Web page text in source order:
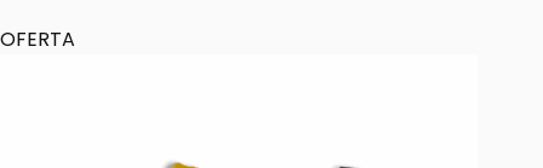
OFERTA